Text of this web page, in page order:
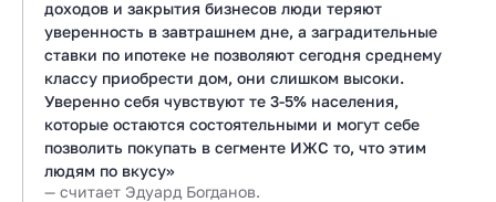
доходов и закрытия бизнесов люди теряют
уверенность в завтрашнем дне, а заградительные
ставки по ипотеке не позволяют сегодня среднему
классу приобрести дом, они слишком высоки.
Уверенно себя чувствуют те 3-5% населения,
которые остаются состоятельными и могут себе
позволить покупать в сегменте ИЖС то, что этим
людям по вкусу»
— считает Эдуард Богданов.